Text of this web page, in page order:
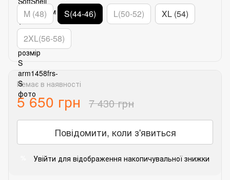
M (48) S(44-46) L(50-52) XL (54)
2XL(56-58)
Немає в наявності
5 650 грн 7 430 грн
Повідомити, коли з'явиться
Увійти для відображення накопичувальної знижки